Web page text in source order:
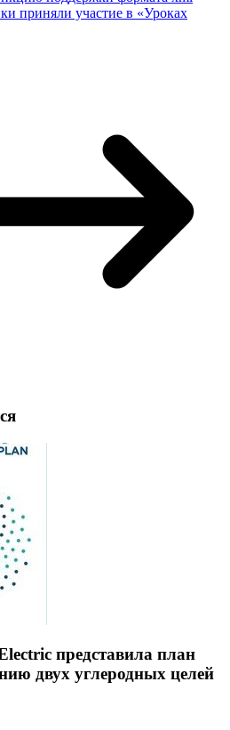
приняли участие в «Уроках
представила план
двух углеродных целей